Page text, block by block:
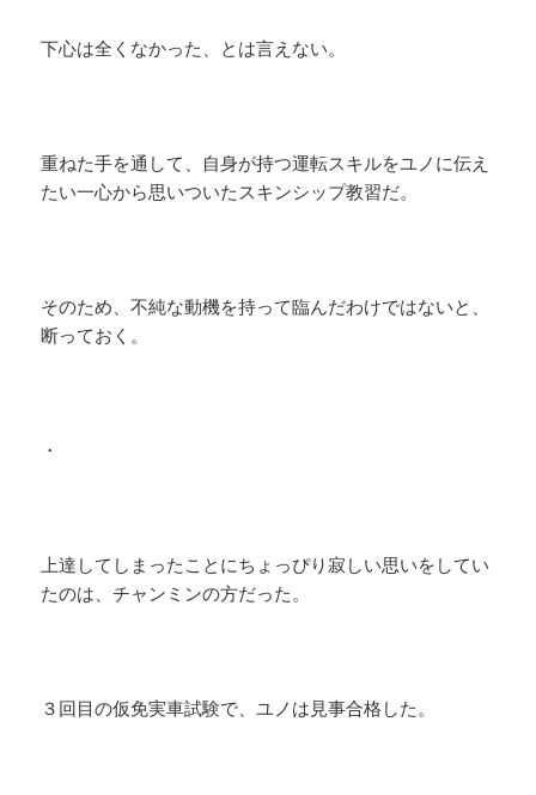
下心は全くなかった、とは言えない。
重ねた手を通して、自身が持つ運転スキルをユノに伝え
たい一心から思いついたスキンシップ教習だ。
そのため、不純な動機を持って臨んだわけではないと、
断っておく。
・
上達してしまったことにちょっぴり寂しい思いをしてい
たのは、チャンミンの方だった。
３回目の仮免実車試験で、ユノは見事合格した。